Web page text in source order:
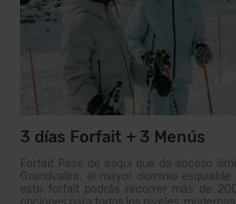
3 días Forfait + 3 Menús
Forfait Pase de esquí que da acceso
Grandvalira, el mayor dominio esquiable
este forfait podrás recorrer más de